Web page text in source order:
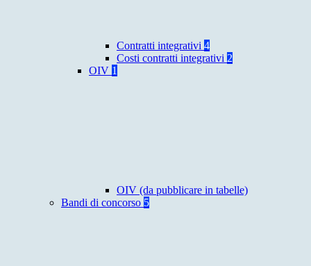
Contratti integrativi 4
Costi contratti integrativi 2
OIV 1
OIV (da pubblicare in tabelle)
Bandi di concorso 5